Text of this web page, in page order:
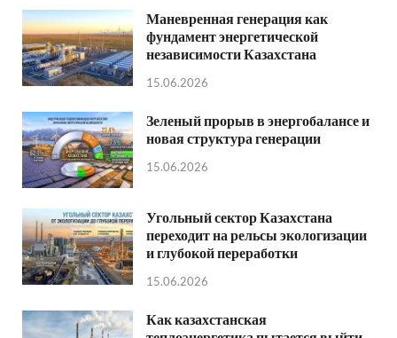
Маневренная генерация как
фундамент энергетической
независимости Казахстана
15.06.2026
Зеленый прорыв в энергобалансе и
новая структура генерации
15.06.2026
Угольный сектор Казахстана
переходит на рельсы экологизации
и глубокой переработки
15.06.2026
Как казахстанская